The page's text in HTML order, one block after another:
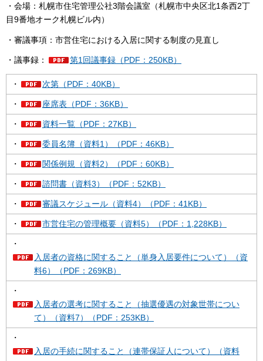
・会場：札幌市住宅管理公社3階会議室（札幌市中央区北1条西2丁
目9番地オーク札幌ビル内）
・審議事項：市営住宅における入居に関する制度の見直し
・議事録： 第1回議事録（PDF：250KB）
・ 次第（PDF：40KB）
・ 座席表（PDF：36KB）
・ 資料一覧（PDF：27KB）
・ 委員名簿（資料1）（PDF：46KB）
・ 関係例規（資料2）（PDF：60KB）
・ 諮問書（資料3）（PDF：52KB）
・ 審議スケジュール（資料4）（PDF：41KB）
・ 市営住宅の管理概要（資料5）（PDF：1,228KB）
・
入居者の資格に関すること（単身入居要件について）（資
料6）（PDF：269KB）
・
入居者の選考に関すること（抽選優遇の対象世帯につい
て）（資料7）（PDF：253KB）
・
入居の手続に関すること（連帯保証人について）（資料